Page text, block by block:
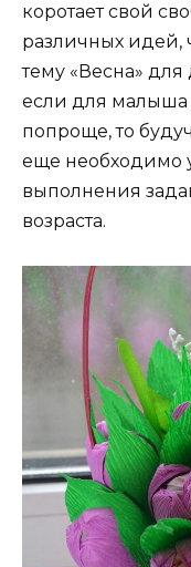
коротает свой
различных идей,
тему «Весна»
если для малыша
попроще, то
еще необходимо
выполнения
возраста.